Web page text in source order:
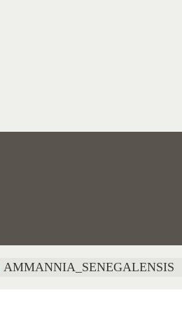
AMMANNIA_SENEGALENSIS